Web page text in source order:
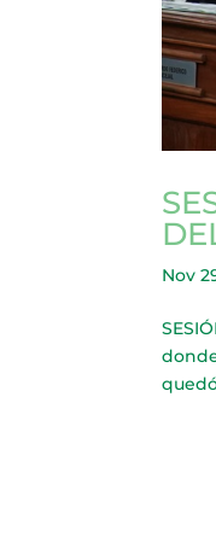
Nov